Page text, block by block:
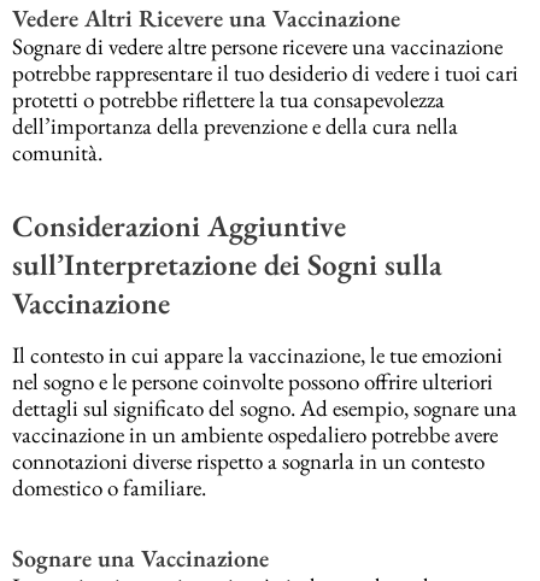
Vedere Altri Ricevere una Vaccinazione
Sognare di vedere altre persone ricevere una vaccinazione
potrebbe rappresentare il tuo desiderio di vedere i tuoi cari
protetti o potrebbe riflettere la tua consapevolezza
dell’importanza della prevenzione e della cura nella
comunità.
Considerazioni Aggiuntive
sull’Interpretazione dei Sogni sulla
Vaccinazione
Il contesto in cui appare la vaccinazione, le tue emozioni
nel sogno e le persone coinvolte possono offrire ulteriori
dettagli sul significato del sogno. Ad esempio, sognare una
vaccinazione in un ambiente ospedaliero potrebbe avere
connotazioni diverse rispetto a sognarla in un contesto
domestico o familiare.
Sognare una Vaccinazione